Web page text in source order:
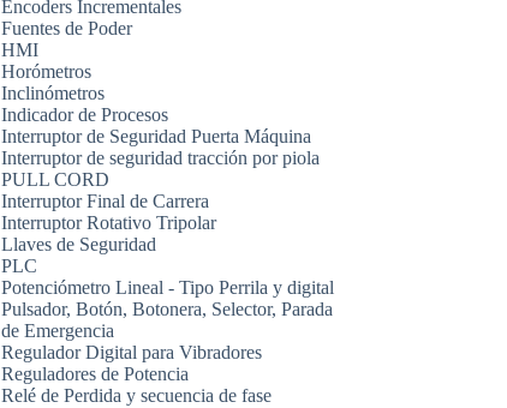
Encoders Incrementales
Fuentes de Poder
HMI
Horómetros
Inclinómetros
Indicador de Procesos
Interruptor de Seguridad Puerta Máquina
Interruptor de seguridad tracción por piola
PULL CORD
Interruptor Final de Carrera
Interruptor Rotativo Tripolar
Llaves de Seguridad
PLC
Potenciómetro Lineal - Tipo Perrila y digital
Pulsador, Botón, Botonera, Selector, Parada
de Emergencia
Regulador Digital para Vibradores
Reguladores de Potencia
Relé de Perdida y secuencia de fase